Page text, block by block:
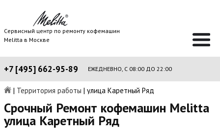
Сервисный центр по ремонту кофемашин
Melitta в Москве
+7 [495] 662-95-89 ЕЖЕДНЕВНО, С 08:00 ДО 22:00
| Территория работы | улица Каретный Ряд
Срочный Ремонт кофемашин Melitta
улица Каретный Ряд